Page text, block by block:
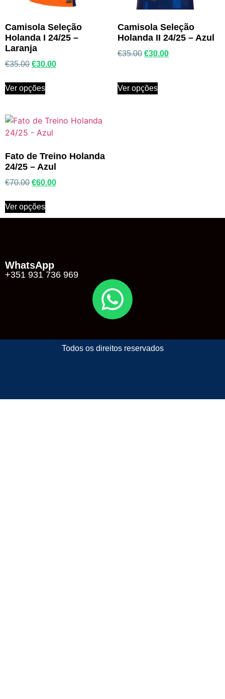
Camisola Seleção
Holanda I 24/25 –
Laranja
€35.00 €30.00
Ver opções
Camisola Seleção
Holanda II 24/25 – Azul
€35.00 €30.00
Ver opções
Fato de Treino Holanda
24/25 – Azul
€70.00 €60.00
Ver opções
WhatsApp
+351 931 736 969
Todos os direitos reservados